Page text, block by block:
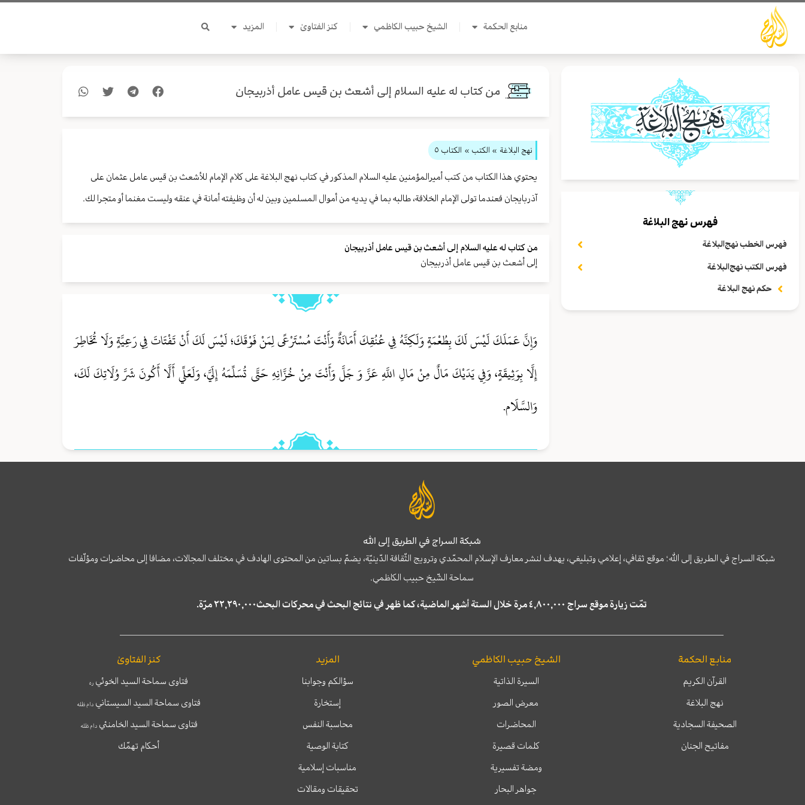
تخطي
المحتوى
منابع الحكمة الشيخ حبيب الكاظمي كنز الفتاوىٰ المزيد
فهرس نهج البلاغة
فهرس الخطب نهج‌البلاغة
فهرس الكتب نهج‌البلاغة
حكم نهج البلاغة
من كتاب له عليه السلام إلى أشعث بن قيس عامل أذربيجان
نهج البلاغة » الكتب » الكتاب ٥
يحتوي هذا الكتاب من كتب أميرالمؤمنين عليه السلام المذكور في كتاب نهج البلاغة على كلام الإمام للأشعث بن قيس عامل عثمان على
آذربايجان فعندما تولى الإمام الخلافة، طالبه بما في يديه من أموال المسلمين وبين له أن وظيفته أمانة في عنقه وليست مغنما أو متجرا لك.
من كتاب له عليه السلام إلى أشعث بن قيس عامل أذربيجان
إلى أشعث بن قيس عامل أذربيجان
وَإِنَّ عَمَلَكَ لَيْسَ لَكَ بِطُعْمَةٍ وَلَكِنَّهُ فِي عُنُقِكَ أَمَانَةٌ وَأَنْتَ مُسْتَرْعًى لِمَنْ فَوْقَكَ؛ لَيْسَ لَكَ أَنْ تَفْتَاتَ فِي رَعِيَّةٍ وَلَا تُخَاطِرَ
إِلَّا بِوَثِيقَةٍ، وَفِي يَدَيْكَ مَالٌ مِنْ مَالِ اللَّهِ عَزَّ وَ جَلَّ وَأَنْتَ مِنْ خُزَّانِهِ حَتَّى تُسَلِّمَهُ إِلَيَّ، وَلَعَلِّي أَلَّا أَكُونَ شَرَّ وُلَاتِكَ لَكَ،
وَالسَّلَام.
شبكة السراج في الطريق إلى الله
شبكة السراج في الطريق إلى الله؛ موقع ثقافي، إعلامي وتبليغي، يهدف لنشر معارف الإسلام المحمّدي وترويج الثّقافة الدّينيّة، يضمّ بساتين من المحتوى الهادف في مختلف المجالات، مضافا إلى محاضرات ومؤلّفات
سماحة الشّيخ حبيب الكاظمي.
تمّت زيارة موقع سراج ٤,٨٠٠,٠٠٠ مرة خلال الستة أشهر الماضية، كما ظهر في نتائج البحث في محركات البحث٢٢,٢٩٠,٠٠٠ مرّة.
منابع الحكمة
القرآن الكريم
نهج البلاغة
الصحيفة السجادية
مفاتيح الجنان
الشيخ حبيب الكاظمي
السيرة الذاتية
معرض الصور
المحاضرات
كلمات قصيرة
ومضة تفسيرية
جواهر البحار
المزيد
سؤالكم وجوابنا
إستخارة
محاسبة النفس
كتابة الوصية
مناسبات إسلامية
تحقيقات ومقالات
كنز الفتاوىٰ
فتاوى سماحة السيد الخوئي ره
فتاوى سماحة السيد السيستاني دام ظله
فتاوى سماحة السيد الخامنئيدام ظله
أحكام تهمّك